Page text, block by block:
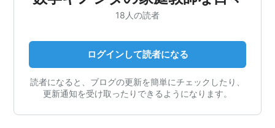
18人の読者
ログインして読者になる
読者になると、ブログの更新を簡単にチェックしたり、
更新通知を受け取ったりできるようになります。